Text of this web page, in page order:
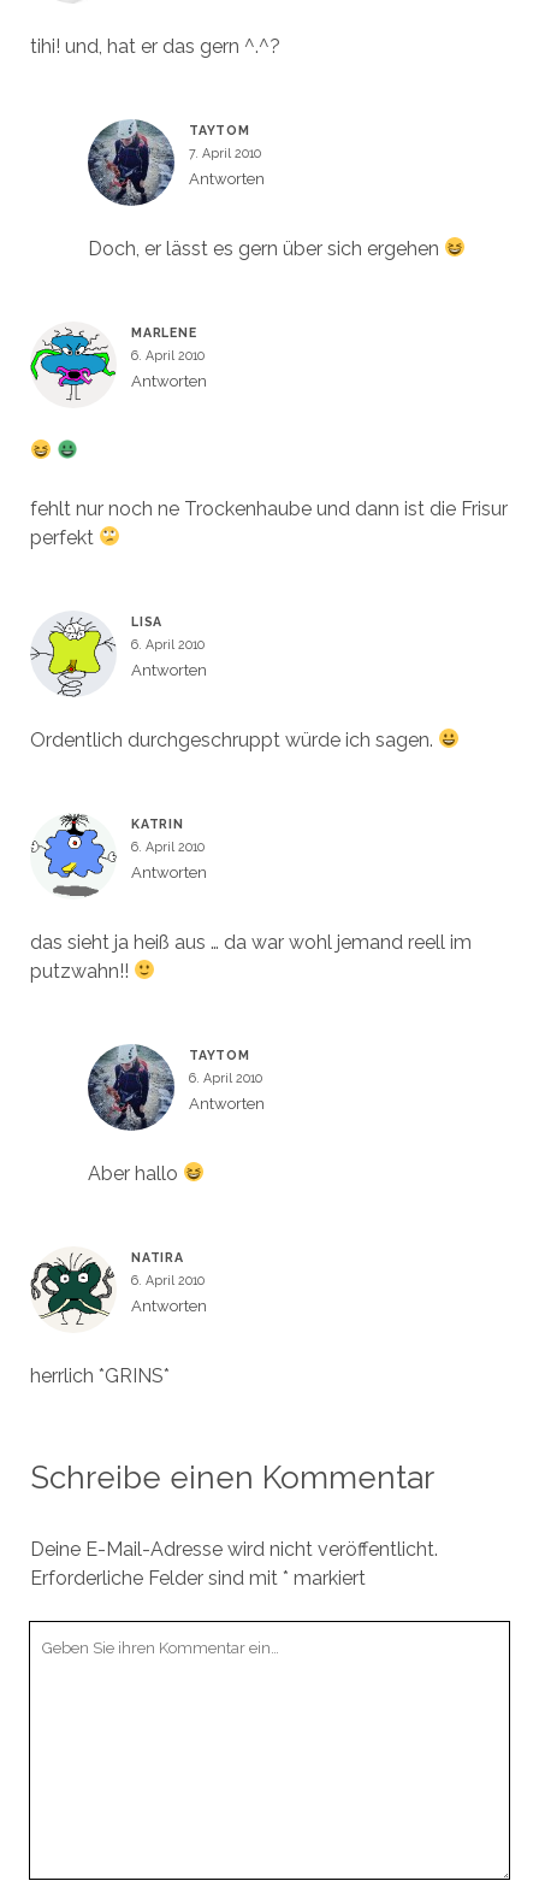
tihi! und, hat er das gern ^.^?
TAYTOM
7. April 2010
Antworten
Doch, er lässt es gern über sich ergehen
MARLENE
6. April 2010
Antworten
fehlt nur noch ne Trockenhaube und dann ist die Frisur
perfekt
LISA
6. April 2010
Antworten
Ordentlich durchgeschruppt würde ich sagen.
KATRIN
6. April 2010
Antworten
das sieht ja heiß aus … da war wohl jemand reell im
putzwahn!!
TAYTOM
6. April 2010
Antworten
Aber hallo
NATIRA
6. April 2010
Antworten
herrlich *GRINS*
Schreibe einen Kommentar
Deine E-Mail-Adresse wird nicht veröffentlicht.
Erforderliche Felder sind mit * markiert